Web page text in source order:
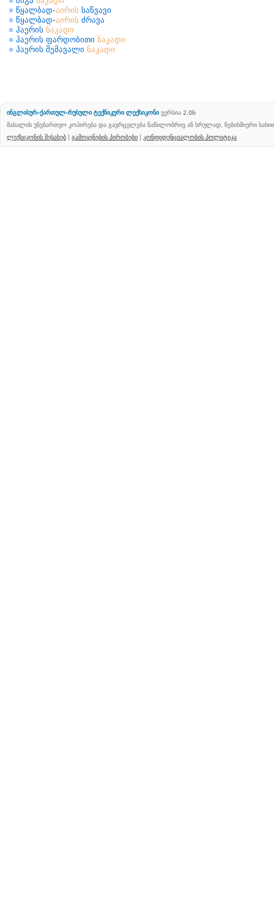
წყალბად-აირის საწვავი
წყალბად-აირის ძრავა
ჰაერის ნაკადი
ჰაერის ფარდობითი ნაკადი
ჰაერის შემავალი ნაკადი
ინგლისურ-ქართულ-რუსული ტექნიკური ლექსიკონი ვერსია 2.0b
მასალის უნებართვო კოპირება და გავრცელება ნაწილობრივ ან სრულად, ნებისმიერი
ლექსიკონის შესახებ | გამოყენების პირობები | კონფიდენციალობის პოლიტიკა